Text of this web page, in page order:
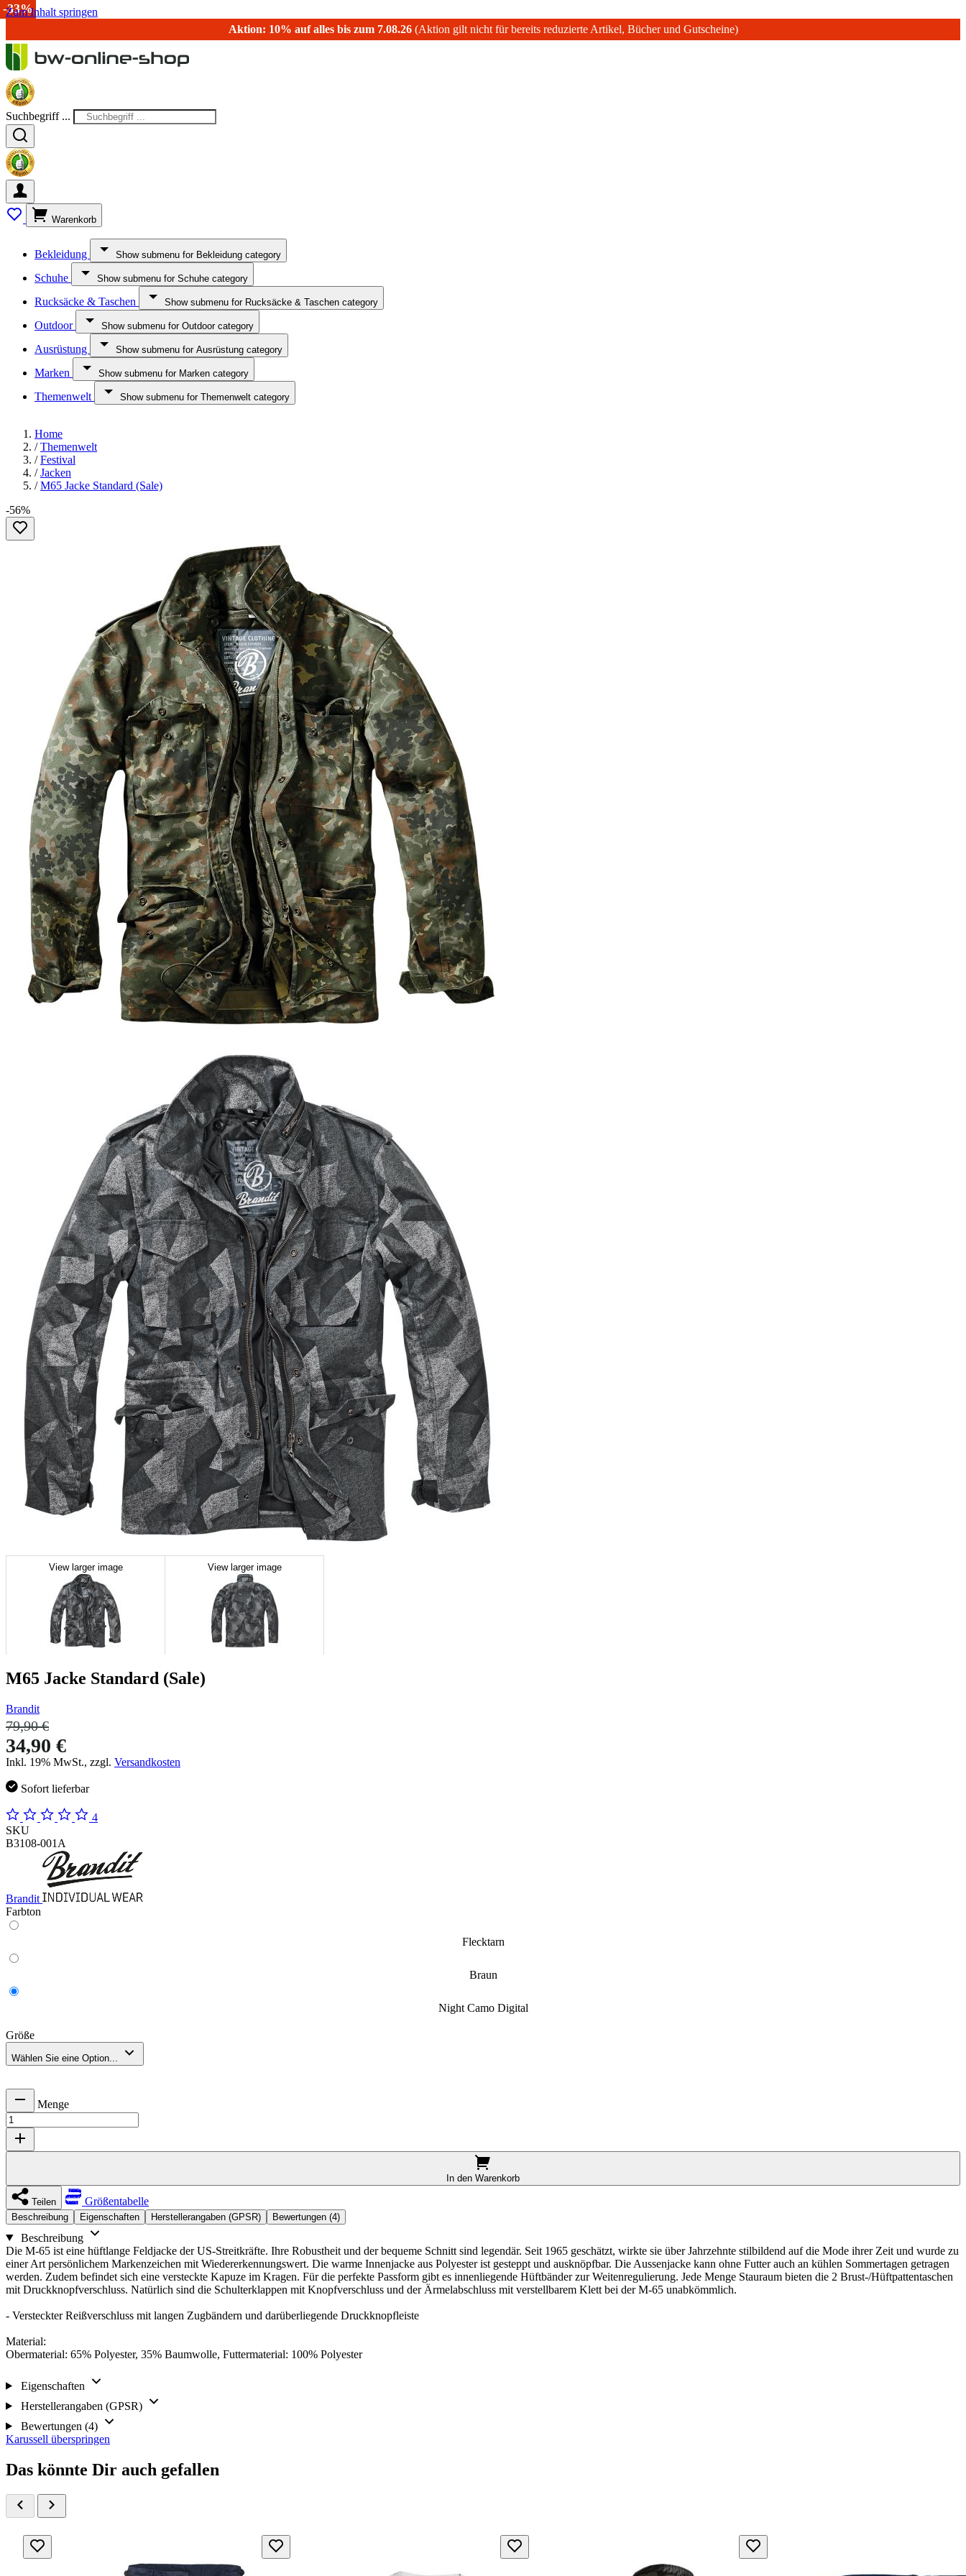
Zum Inhalt springen
Aktion: 10% auf alles bis zum 7.08.26(Aktion gilt nicht für bereits reduzierte Artikel, Bücher und Gutscheine)
Suchbegriff ...
Warenkorb
Bekleidung Show submenu for Bekleidung category
Schuhe Show submenu for Schuhe category
Rucksäcke & Taschen Show submenu for Rucksäcke & Taschen category
Outdoor Show submenu for Outdoor category
Ausrüstung Show submenu for Ausrüstung category
Marken Show submenu for Marken category
Themenwelt Show submenu for Themenwelt category
Home
/ Themenwelt
/ Festival
/ Jacken
/ M65 Jacke Standard (Sale)
-56%
View larger image View larger image
M65 Jacke Standard (Sale)
Brandit
79,90 €
34,90 €
Inkl. 19% MwSt., zzgl. Versandkosten
Sofort lieferbar
4
SKU
B3108-001A
Brandit
Farbton
Flecktarn
Braun
Night Camo Digital
Größe
Wählen Sie eine Option...
Menge
In den Warenkorb
Teilen Größentabelle
Beschreibung Eigenschaften Herstellerangaben (GPSR) Bewertungen (4)
Beschreibung
Die M-65 ist eine hüftlange Feldjacke der US-Streitkräfte. Ihre Robustheit und der bequeme Schnitt sind legendär. Seit 1965 geschätzt, wirkte sie über Jahrzehnte stilbildend auf die Mode ihrer Zeit und wurde zu
einer Art persönlichem Markenzeichen mit Wiedererkennungswert. Die warme Innenjacke aus Polyester ist gesteppt und ausknöpfbar. Die Aussenjacke kann ohne Futter auch an kühlen Sommertagen getragen
werden. Zudem befindet sich eine versteckte Kapuze im Kragen. Für die perfekte Passform gibt es innenliegende Hüftbänder zur Weitenregulierung. Jede Menge Stauraum bieten die 2 Brust-/Hüftpattentaschen
mit Druckknopfverschluss. Natürlich sind die Schulterklappen mit Knopfverschluss und der Ärmelabschluss mit verstellbarem Klett bei der M-65 unabkömmlich.
- Versteckter Reißverschluss mit langen Zugbändern und darüberliegende Druckknopfleiste
Material:
Obermaterial: 65% Polyester, 35% Baumwolle, Futtermaterial: 100% Polyester
Eigenschaften
Herstellerangaben (GPSR)
Bewertungen (4)
Karussell überspringen
Das könnte Dir auch gefallen
-15%
-50%
-50%
-33%
-20%
-40%
-50%
-43%
-33%